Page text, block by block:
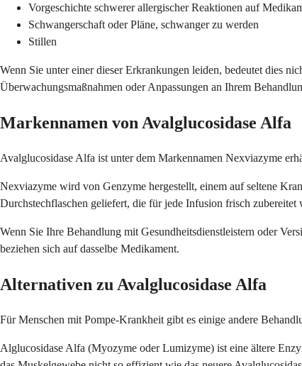
Vorgeschichte schwerer allergischer Reaktionen auf
Schwangerschaft oder Pläne, schwanger zu werden
Stillen
Wenn Sie unter einer dieser Erkrankungen leiden, bedeutet dies
Überwachungsmaßnahmen oder Anpassungen an Ihrem
Markennamen von Avalglucosidase Alfa
Avalglucosidase Alfa ist unter dem Markennamen Nexviazyme
Nexviazyme wird von Genzyme hergestellt, einem auf seltene
Durchstechflaschen geliefert, die für jede Infusion frisch zubereitet
Wenn Sie Ihre Behandlung mit Gesundheitsdienstleistern oder
beziehen sich auf dasselbe Medikament.
Alternativen zu Avalglucosidase Alfa
Für Menschen mit Pompe-Krankheit gibt es einige andere
Alglucosidase Alfa (Myozyme oder Lumizyme) ist eine ältere